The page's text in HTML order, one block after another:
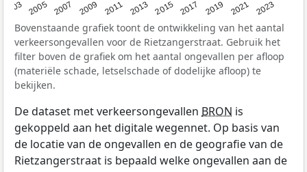
2003 2005 2007 2009 2011 2013 2015 2017 2019 2021 2023
Bovenstaande grafiek toont de ontwikkeling van het aantal
verkeersongevallen voor de Rietzangerstraat. Gebruik het
filter boven de grafiek om het aantal ongevallen per afloop
(materiële schade, letselschade of dodelijke afloop) te
bekijken.
De dataset met verkeersongevallen BRON is
gekoppeld aan het digitale wegennet. Op basis van
de locatie van de ongevallen en de geografie van de
Rietzangerstraat is bepaald welke ongevallen aan de